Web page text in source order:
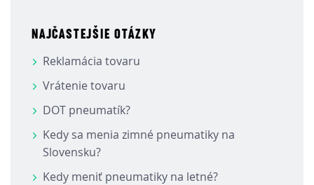
NAJČASTEJŠIE OTÁZKY
Reklamácia tovaru
Vrátenie tovaru
DOT pneumatík?
Kedy sa menia zimné pneumatiky na
Slovensku?
Kedy meniť pneumatiky na letné?